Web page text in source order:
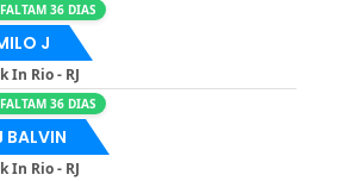
36 DIAS
J
In Rio - RJ
36 DIAS
BALVIN
In Rio - RJ